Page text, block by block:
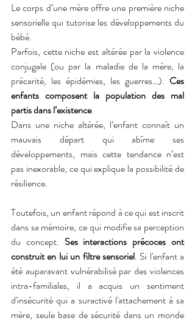
Le corps d’une mère offre une première niche
sensorielle qui tutorise les développements du
bébé.
Parfois, cette niche est altérée par la violence
conjugale (ou par la maladie de la mère, la
précarité, les épidémies, les guerres…). Ces
enfants composent la population des mal
partis dans l’existence.
Dans une niche altérée, l’enfant connaît un
mauvais départ qui abîme ses
développements, mais cette tendance n’est
pas inexorable, ce qui explique la possibilité de
résilience.
Toutefois, un enfant répond à ce qui est inscrit
dans sa mémoire, ce qui modifie sa perception
du concept. Ses interactions précoces ont
construit en lui un filtre sensoriel. Si l'enfant a
été auparavant vulnérabilisé par des violences
intra-familiales, il a acquis un sentiment
d'insécurité qui a suractivé l'attachement à sa
mère, seule base de sécurité dans un monde